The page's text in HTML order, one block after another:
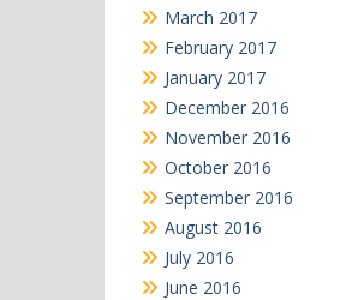
March 2017
February 2017
January 2017
December 2016
November 2016
October 2016
September 2016
August 2016
July 2016
June 2016